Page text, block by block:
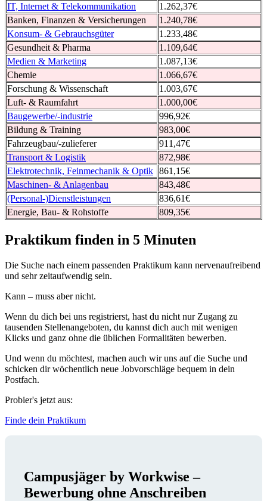
IT, Internet & Telekommunikation
1.262,37€
Banken, Finanzen & Versicherungen
1.240,78€
Konsum- & Gebrauchsgüter
1.233,48€
Gesundheit & Pharma
1.109,64€
Medien & Marketing
1.087,13€
Chemie
1.066,67€
Forschung & Wissenschaft
1.003,67€
Luft- & Raumfahrt
1.000,00€
Baugewerbe/-industrie
996,92€
Bildung & Training
983,00€
Fahrzeugbau/-zulieferer
911,47€
Transport & Logistik
872,98€
Elektrotechnik, Feinmechanik & Optik 861,15€
Maschinen- & Anlagenbau
843,48€
(Personal-)Dienstleistungen
836,61€
Energie, Bau- & Rohstoffe
809,35€
Praktikum finden in 5 Minuten
Die Suche nach einem passenden Praktikum kann nervenaufreibend
und sehr zeitaufwendig sein.
Kann – muss aber nicht.
Wenn du dich bei uns registrierst, hast du nicht nur Zugang zu
tausenden Stellenangeboten, du kannst dich auch mit wenigen
Klicks und ganz ohne die üblichen Formalitäten bewerben.
Und wenn du möchtest, machen auch wir uns auf die Suche und
schicken dir wöchentlich neue Jobvorschläge bequem in dein
Postfach.
Probier's jetzt aus:
Finde dein Praktikum
Campusjäger by Workwise –
Bewerbung ohne Anschreiben